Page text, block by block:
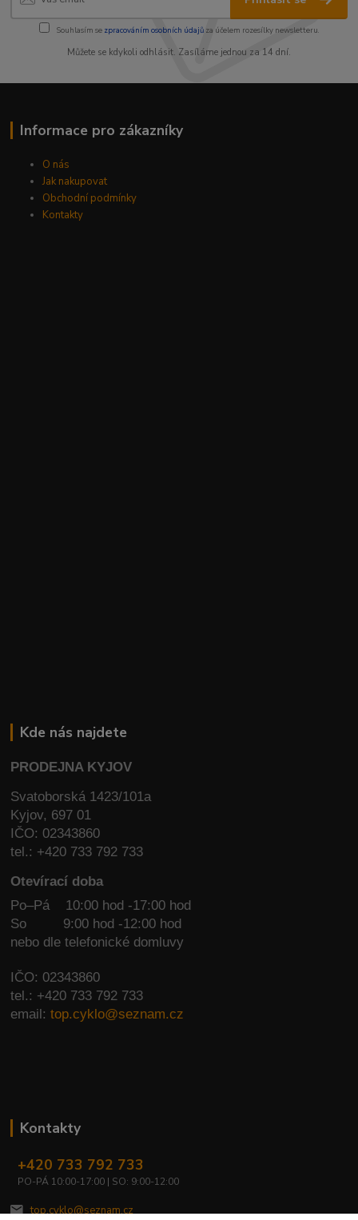
Souhlasím se zpracováním osobních údajůza účelem rozesílky newsletteru.
Můžete se kdykoli odhlásit. Zasíláme jednou za 14 dní.
Informace pro zákazníky
O nás
Jak nakupovat
Obchodní podmínky
Kontakty
Kde nás najdete
PRODEJNA KYJOV
Svatoborská 1423/101a
Kyjov, 697 01
IČO: 02343860
tel.: +420 733 792 733
Otevírací doba
Po–Pá 10:00 hod -17:00 hod
So
9:00 hod -12:00 hod
nebo dle telefonické domluvy
IČO: 02343860
tel.: +420 733 792 733
email:top.cyklo@seznam.cz
Kontakty
+420 733 792 733
PO-PÁ 10:00-17:00 | SO: 9:00-12:00
top.cyklo@seznam.cz